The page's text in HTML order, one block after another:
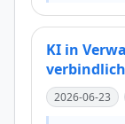
KI in
2026-06-23